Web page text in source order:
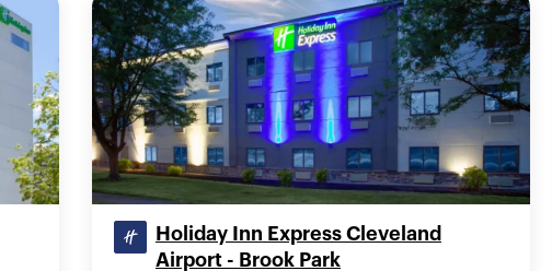
Holiday Inn Express Cleveland
Airport - Brook Park